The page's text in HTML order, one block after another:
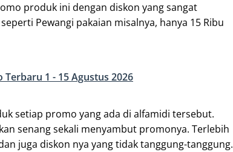
produk ini dengan diskon yang sangat
Pewangi pakaian misalnya, hanya 15 Ribu
1 - 15 Agustus 2026
setiap promo yang ada di alfamidi tersebut.
senang sekali menyambut promonya. Terlebih
juga diskon nya yang tidak tanggung-tanggung.